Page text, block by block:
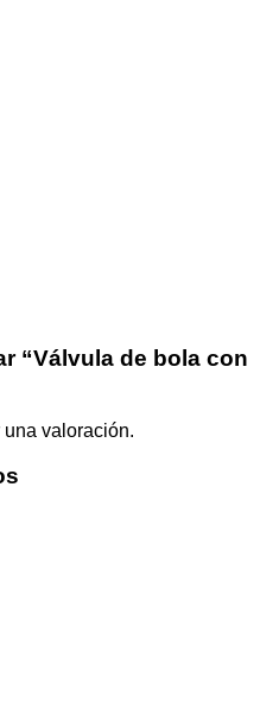
“Válvula de bola con
valoración.